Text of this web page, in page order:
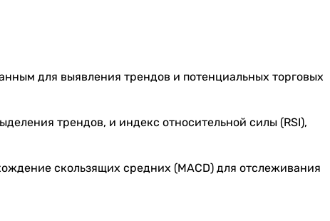
для выявления трендов и потенциальных торговых
трендов, и индекс относительной силы (RSI),
скользящих средних (MACD) для отслеживания